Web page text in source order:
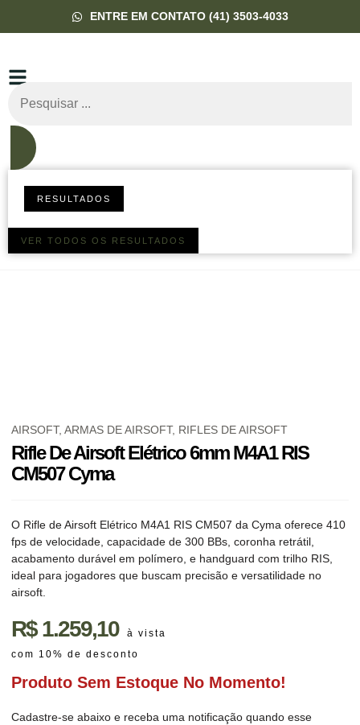
ENTRE EM CONTATO (41) 3503-4033
RESULTADOS
VER TODOS OS RESULTADOS
AIRSOFT, ARMAS DE AIRSOFT, RIFLES DE AIRSOFT
Rifle De Airsoft Elétrico 6mm M4A1 RIS
CM507 Cyma
O Rifle de Airsoft Elétrico M4A1 RIS CM507 da Cyma oferece 410
fps de velocidade, capacidade de 300 BBs, coronha retrátil,
acabamento durável em polímero, e handguard com trilho RIS,
ideal para jogadores que buscam precisão e versatilidade no
airsoft.
R$1.259,10
à vista
com 10% de desconto
Produto Sem Estoque No Momento!
Cadastre-se abaixo e receba uma notificação quando esse